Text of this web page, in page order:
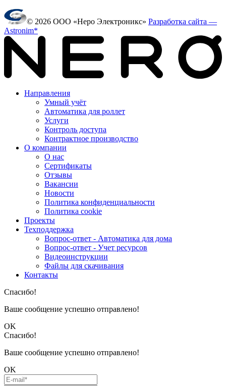
© 2026 ООО «Неро Электроникс» Разработка сайта —
Astronim*
Направления
Умный учёт
Автоматика для роллет
Услуги
Контроль доступа
Контрактное производство
О компании
О нас
Сертификаты
Отзывы
Вакансии
Новости
Политика конфиденциальности
Политика cookie
Проекты
Техподдержка
Вопрос-ответ - Автоматика для дома
Вопрос-ответ - Учет ресурсов
Видеоинструкции
Файлы для скачивания
Контакты
Спасибо!
Ваше сообщение успешно отправлено!
OK
Спасибо!
Ваше сообщение успешно отправлено!
OK